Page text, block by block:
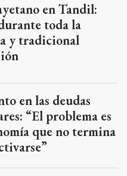
en Tandil:
toda la
y tradicional
en las deudas
“El problema es
que no termina